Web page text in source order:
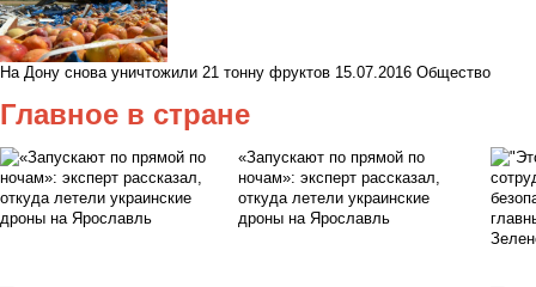
На Дону снова уничтожили 21 тонну фруктов 15.07.2016 Общество
Главное в стране
«Запускают по прямой по
ночам»: эксперт рассказал,
откуда летели украинские
дроны на Ярославль